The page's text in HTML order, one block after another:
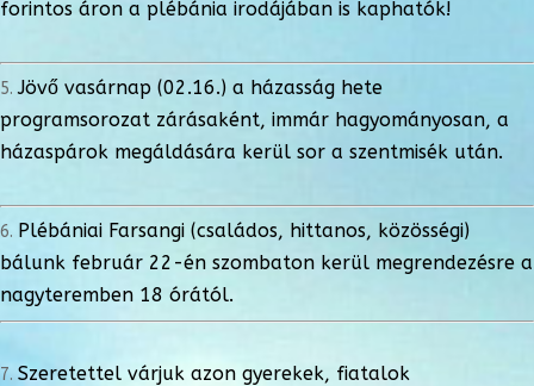
forintos áron a plébánia irodájában is kaphatók!
Jövő vasárnap (02.16.) a házasság hete
programsorozat zárásaként, immár hagyományosan, a
házaspárok megáldására kerül sor a szentmisék után.
Plébániai Farsangi (családos, hittanos, közösségi)
bálunk február 22-én szombaton kerül megrendezésre a
nagyteremben 18 órától.
Szeretettel várjuk azon gyerekek, fiatalok